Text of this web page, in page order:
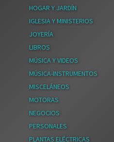
HOGAR Y JARDÍN
IGLESIA Y MINISTERIOS
JOYERÍA
LIBROS
MÚSICA Y VIDEOS
MÚSICA-INSTRUMENTOS
MISCELÁNEOS
MOTORAS
NEGOCIOS
PERSONALES
PLANTAS ELÉCTRICAS